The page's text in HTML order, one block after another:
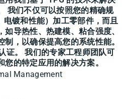
我们不仅可以按照您的精确规
电镀和性能）加工零部件，而且
导热性、热建模、粘合强度、
，以确保提高您的系统性能。
证。 我们的专家工程师团队可
的特定应用的解决方案。